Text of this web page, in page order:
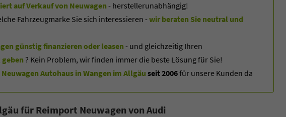
auf Verkauf von Neuwagen - herstellerunabhängig!
Fahrzeugmarke Sie sich interessieren -wir beraten Sie neutral und
günstig finanzieren oder leasen - und gleichzeitig Ihren
? Kein Problem, wir finden immer die beste Lösung für Sie!
Neuwagen Autohaus in Wangen im Allgäu seit 2006für unsere Kunden da
für Reimport Neuwagen von Audi